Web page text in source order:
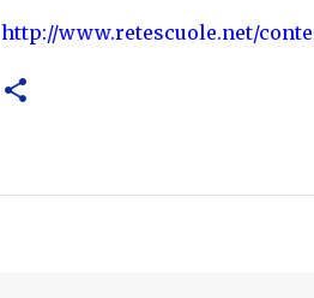
http://www.retescuole.net/